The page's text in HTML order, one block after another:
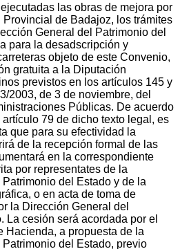
las obras de mejora por
de Badajoz, los trámites
General del Patrimonio del
para la desadscripción y
objeto de este Convenio,
gratuita a la Diputación
previstos en los artículos 145 y
2003, de 3 de noviembre, del
Públicas. De acuerdo
79 de dicho texto legal, es
que para su efectividad la
de la recepción formal de las
en la correspondiente
por representates de la
del Estado y de la
o en acta de toma de
la Dirección General del
La cesión será acordada por el
Hacienda, a propuesta de la
del Estado, previo